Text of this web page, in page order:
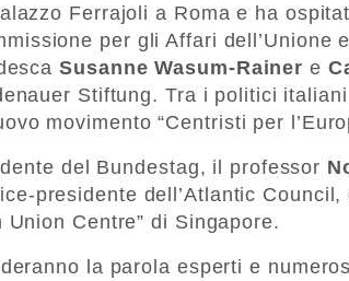
Ferrajoli a Roma e ha
per gli Affari dell’Unione
Susanne Wasum-Rainer e
Stiftung. Tra i politici italiani
movimento “Centristi per
del Bundestag, il professor
presidente dell’Atlantic
Centre” di Singapore.
la parola esperti e